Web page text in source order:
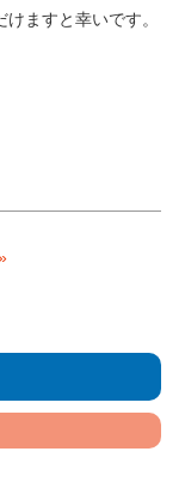
ますと幸いです。